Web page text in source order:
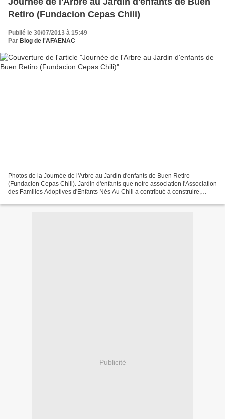
Retiro (Fundacion Cepas Chili)
Publié le 30/07/2013 à 15:49
Par Blog de l'AFAENAC
Photos de la Journée de l'Arbre au Jardin d'enfants de Buen Retiro
(Fundacion Cepas Chili). Jardin d'enfants que notre association l'Association
des Familles Adoptives d'Enfants Nés Au Chili a contribué à construire,
Publicité